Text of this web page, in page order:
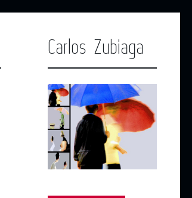
Carlos Zubiaga